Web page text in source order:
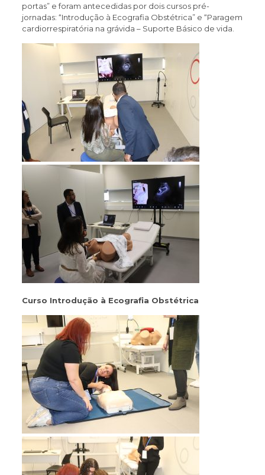
portas” e foram antecedidas por dois cursos pré-
jornadas: “Introdução à Ecografia Obstétrica” e “Paragem
cardiorrespiratória na grávida – Suporte Básico de vida.
Curso Introdução à Ecografia Obstétrica